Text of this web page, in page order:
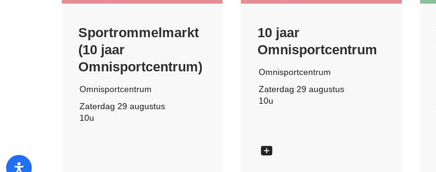
Sportrommelmarkt
(10 jaar
Omnisportcentrum)
Omnisportcentrum
Zaterdag 29 augustus
10u
10 jaar
Omnisportcentrum
Omnisportcentrum
Zaterdag 29 augustus
10u